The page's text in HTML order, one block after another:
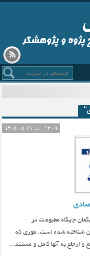
پژوه و پژوهشگر
۱۲:۰۹
جایگاه مطبوعات در
شناخته شده است، طوری که
و ارجاع به آنها کامل و مستند...